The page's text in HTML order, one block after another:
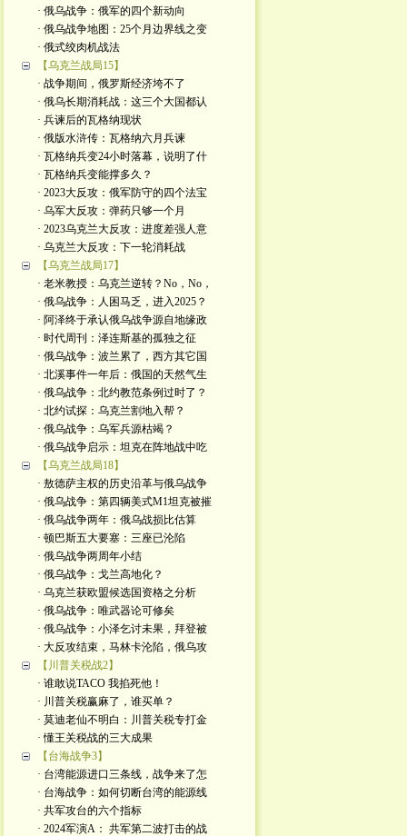
· 俄乌战争：俄军的四个新动向
· 俄乌战争地图：25个月边界线之变
· 俄式绞肉机战法
【乌克兰战局15】
· 战争期间，俄罗斯经济垮不了
· 俄乌长期消耗战：这三个大国都认
· 兵谏后的瓦格纳现状
· 俄版水浒传：瓦格纳六月兵谏
· 瓦格纳兵变24小时落幕，说明了什
· 瓦格纳兵变能撑多久？
· 2023大反攻：俄军防守的四个法宝
· 乌军大反攻：弹药只够一个月
· 2023乌克兰大反攻：进度差强人意
· 乌克兰大反攻：下一轮消耗战
【乌克兰战局17】
· 老米教授：乌克兰逆转？No，No，
· 俄乌战争：人困马乏，进入2025？
· 阿泽终于承认俄乌战争源自地缘政
· 时代周刊：泽连斯基的孤独之征
· 俄乌战争：波兰累了，西方其它国
· 北溪事件一年后：俄国的天然气生
· 俄乌战争：北约教范条例过时了？
· 北约试探：乌克兰割地入帮？
· 俄乌战争：乌军兵源枯竭？
· 俄乌战争启示：坦克在阵地战中吃
【乌克兰战局18】
· 敖德萨主权的历史沿革与俄乌战争
· 俄乌战争：第四辆美式M1坦克被摧
· 俄乌战争两年：俄乌战损比估算
· 顿巴斯五大要塞：三座已沦陷
· 俄乌战争两周年小结
· 俄乌战争：戈兰高地化？
· 乌克兰获欧盟候选国资格之分析
· 俄乌战争：唯武器论可修矣
· 俄乌战争：小泽乞讨未果，拜登被
· 大反攻结束，马林卡沦陷，俄乌攻
【川普关税战2】
· 谁敢说TACO 我掐死他！
· 川普关税赢麻了，谁买单？
· 莫迪老仙不明白：川普关税专打金
· 懂王关税战的三大成果
【台海战争3】
· 台湾能源进口三条线，战争来了怎
· 台海战争：如何切断台湾的能源线
· 共军攻台的六个指标
· 2024军演A： 共军第二波打击的战